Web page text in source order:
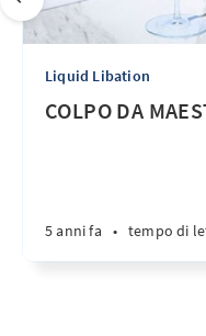
Liquid Libation
COLPO DA
5 anni fa • tempo di